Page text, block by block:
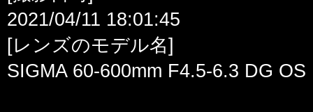
2021/04/11 18:01:45
[レンズのモデル名]
SIGMA 60-600mm F4.5-6.3 DG